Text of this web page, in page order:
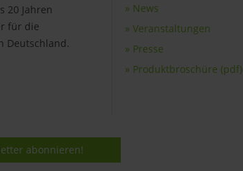
20 Jahren
für die
Deutschland.
» News
» Veranstaltungen
» Presse
» Produktbroschüre (pdf)
abonnieren!